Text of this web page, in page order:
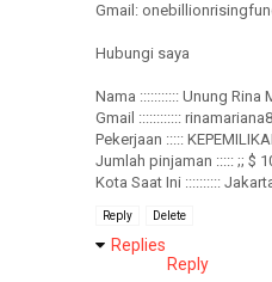
Gmail:
Hubungi saya
Nama ::::::::::: Unung Rina
Gmail ::::::::::::
Pekerjaan :::::
Jumlah pinjaman ::::: ;; $
Kota Saat Ini ::::::::::
Reply Delete
Replies
Reply